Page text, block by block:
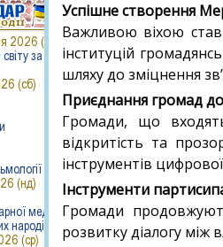
Успішне створення
Важливою віхою
інституцій
шляху до зміцнення
Приєднання громад
Громади, що
відкритість та
інструментів
Інструменти
Громади
розвитку діалогу